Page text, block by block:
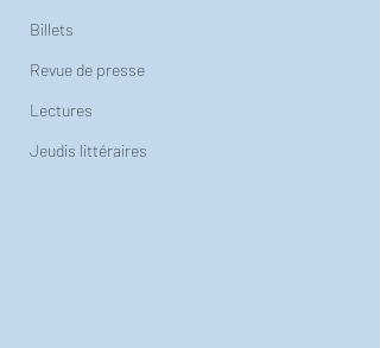
Billets
Revue de presse
Lectures
Jeudis littéraires